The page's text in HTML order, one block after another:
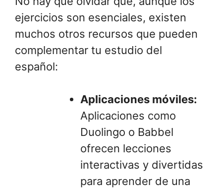
ejercicios son esenciales, existen
muchos otros recursos que pueden
complementar tu estudio del
español:
Aplicaciones móviles:
Aplicaciones como
Duolingo o Babbel
ofrecen lecciones
interactivas y divertidas
para aprender de una